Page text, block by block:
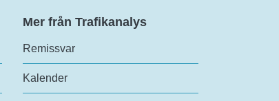
Mer från Trafikanalys
Remissvar
Kalender